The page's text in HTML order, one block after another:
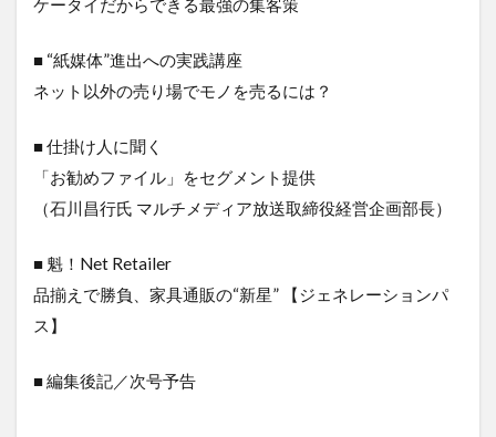
■ “紙媒体”進出への実践講座
ネット以外の売り場でモノを売るには？
■ 仕掛け人に聞く
「お勧めファイル」をセグメント提供
（石川昌行氏 マルチメディア放送取締役経営企画部長）
■ 魁！Net Retailer
品揃えで勝負、家具通販の“新星” 【ジェネレーションパ
ス】
■ 編集後記／次号予告